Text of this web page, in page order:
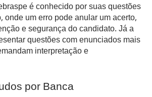
é conhecido por suas questões
onde um erro pode anular um acerto,
e segurança do candidato. Já a
questões com enunciados mais
interpretação e
por Banca